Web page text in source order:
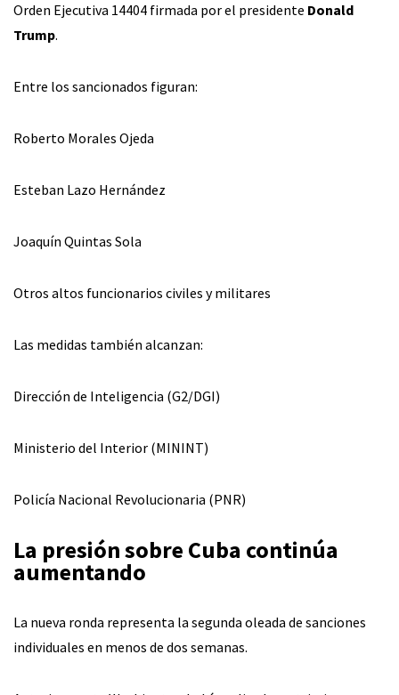
Orden Ejecutiva 14404 firmada por el presidente Donald
Trump.
Entre los sancionados figuran:
Roberto Morales Ojeda
Esteban Lazo Hernández
Joaquín Quintas Sola
Otros altos funcionarios civiles y militares
Las medidas también alcanzan:
Dirección de Inteligencia (G2/DGI)
Ministerio del Interior (MININT)
Policía Nacional Revolucionaria (PNR)
La presión sobre Cuba continúa
aumentando
La nueva ronda representa la segunda oleada de sanciones
individuales en menos de dos semanas.